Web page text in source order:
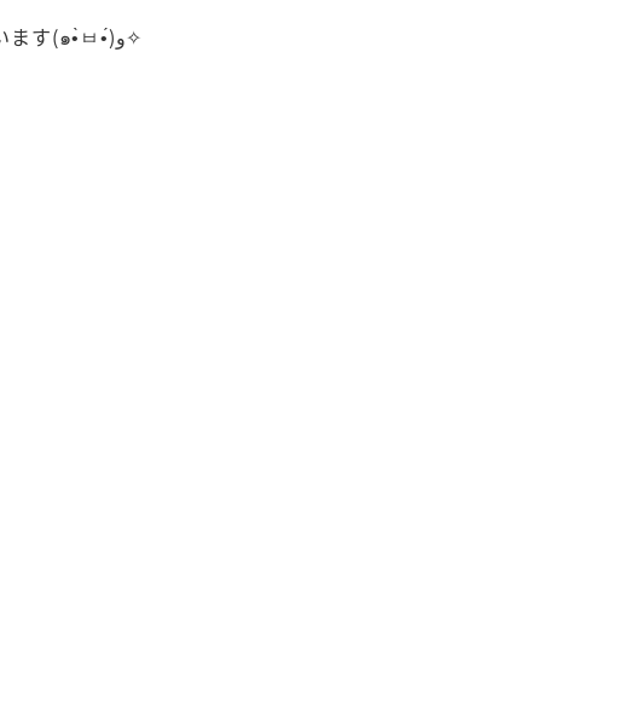
最近は金相場の高騰が続いているため、昔購入したアクセサリーが思わぬ高額査定になるケースも増えています(๑•̀ㅂ•́)و✧